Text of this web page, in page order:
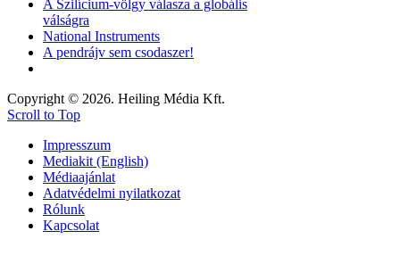
A Szilícium-völgy válasza a globális
válságra
National Instruments
A pendrájv sem csodaszer!
Copyright © 2026. Heiling Média Kft.
Scroll to Top
Impresszum
Mediakit (English)
Médiaajánlat
Adatvédelmi nyilatkozat
Rólunk
Kapcsolat